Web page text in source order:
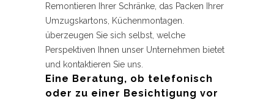
Remontieren Ihrer Schränke, das Packen Ihrer
Umzugskartons, Küchenmontagen.
überzeugen Sie sich selbst, welche
Perspektiven Ihnen unser Unternehmen bietet
und kontaktieren Sie uns.
Eine Beratung, ob telefonisch
oder zu einer Besichtigung vor